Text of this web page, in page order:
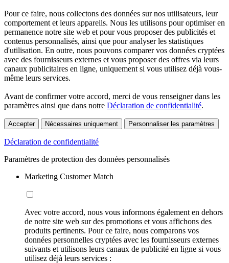
Pour ce faire, nous collectons des données sur nos utilisateurs, leur
comportement et leurs appareils. Nous les utilisons pour optimiser en
permanence notre site web et pour vous proposer des publicités et
contenus personnalisés, ainsi que pour analyser les statistiques
d'utilisation. En outre, nous pouvons comparer vos données cryptées
avec des fournisseurs externes et vous proposer des offres via leurs
canaux publicitaires en ligne, uniquement si vous utilisez déjà vous-
même leurs services.
Avant de confirmer votre accord, merci de vous renseigner dans les
paramètres ainsi que dans notre Déclaration de confidentialité.
Accepter Nécessaires uniquement Personnaliser les paramètres
Déclaration de confidentialité
Paramètres de protection des données personnalisés
Marketing Customer Match
Avec votre accord, nous vous informons également en dehors
de notre site web sur des promotions et vous affichons des
produits pertinents. Pour ce faire, nous comparons vos
données personnelles cryptées avec les fournisseurs externes
suivants et utilisons leurs canaux de publicité en ligne si vous
utilisez déjà leurs services :